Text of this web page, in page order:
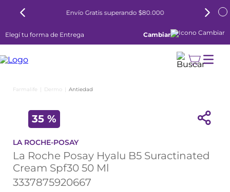
Envío Gratis superando $80.000
Elegí tu forma de Entrega Cambiar
Dermo Antiedad
35 %
LA ROCHE-POSAY
La Roche Posay Hyalu B5 Suractinated
Cream Spf30 50 Ml
3337875920667